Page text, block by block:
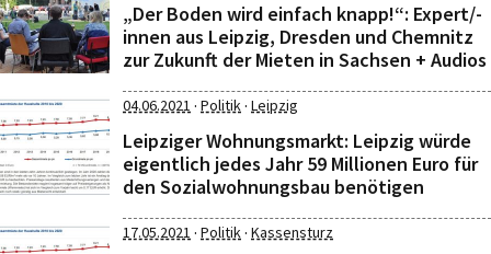
„Der Boden wird einfach knapp!“: Expert/-
innen aus Leipzig, Dresden und Chemnitz
zur Zukunft der Mieten in Sachsen + Audios
04.06.2021 · Politik· Leipzig
Leipziger Wohnungsmarkt: Leipzig würde
eigentlich jedes Jahr 59 Millionen Euro für
den Sozialwohnungsbau benötigen
17.05.2021 · Politik· Kassensturz